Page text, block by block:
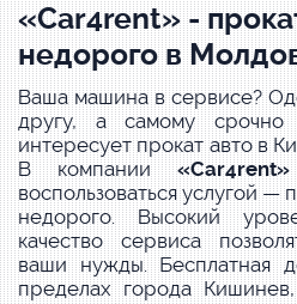
«Car4rent» -
недорого в
Ваша машина в сервисе?
другу, а самому
интересует прокат авто в
В компании«Car4rent
воспользоваться услугой —
недорого. Высокий
качество сервиса
ваши нужды. Бесплатная
пределах города